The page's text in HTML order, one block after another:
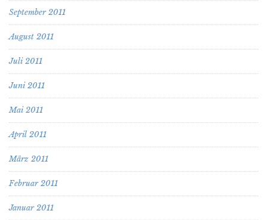
September 2011
August 2011
Juli 2011
Juni 2011
Mai 2011
April 2011
März 2011
Februar 2011
Januar 2011